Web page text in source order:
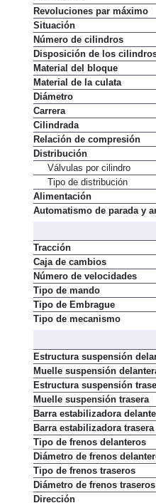
Par máximo
Revoluciones par máximo
Situación
Número de cilindros
Disposición de los cilindros
Material del bloque
Material de la culata
Diámetro
Carrera
Cilindrada
Relación de compresión
Distribución
Válvulas por cilindro
Tipo de distribución
Alimentación
Tracción
Caja de cambios
Número de velocidades
Tipo de mando
Tipo de Embrague
Estructura suspensión
Muelle suspensión
Estructura suspensión
Muelle suspensión trasera
Barra estabilizadora
Barra estabilizadora trasera
Tipo de frenos delanteros
Diámetro de frenos
Tipo de frenos traseros
Diámetro de frenos traseros